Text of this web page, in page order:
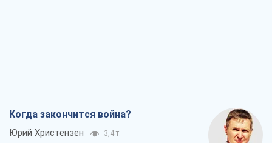
Когда закончится война?
Юрий Христензен 3,4 т.